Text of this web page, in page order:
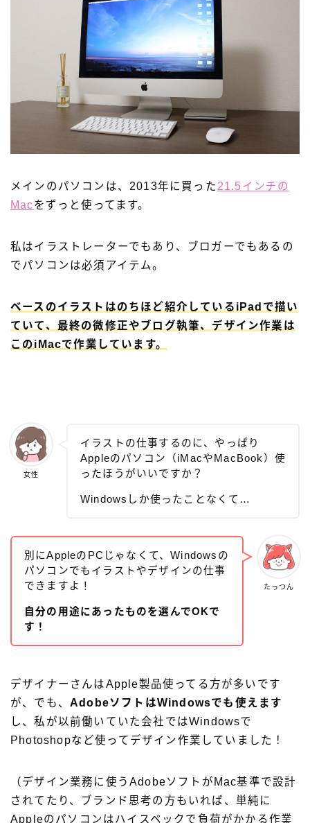
メインのパソコンは、2013年に買った 21.5インチの
Macをずっと使ってます。
私はイラストレーターでもあり、ブロガーでもあるの
でパソコンは必須アイテム。
ベースのイラストはのちほど紹介しているiPadで描い
ていて、最終の微修正やブログ執筆、デザイン作業は
このiMacで作業しています。
女性
イラストの仕事するのに、やっぱり
Appleのパソコン（iMacやMacBook）使
ったほうがいいですか？
Windowsしか使ったことなくて…
たっつん
別にAppleのPCじゃなくて、Windowsの
パソコンでもイラストやデザインの仕事
できますよ！
自分の用途にあったものを選んでOKで
す！
デザイナーさんはApple製品使ってる方が多いです
が、でも、 AdobeソフトはWindowsでも使えます
し、私が以前働いていた会社ではWindowsで
Photoshopなど使ってデザイン作業していました！
（デザイン業務に使うAdobeソフトがMac基準で設計
されてたり、ブランド思考の方もいれば、単純に
Appleのパソコンはハイスペックで負荷がかかる作業